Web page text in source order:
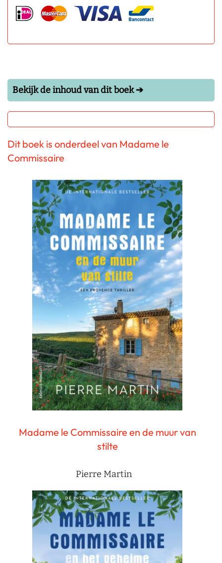
Bekijk de inhoud van dit boek ➔
Dit boek is onderdeel van Madame le
Commissaire
Madame le Commissaire en de muur van
stilte
Pierre Martin